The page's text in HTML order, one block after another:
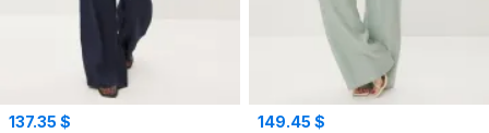
137.35 $
149.45 $